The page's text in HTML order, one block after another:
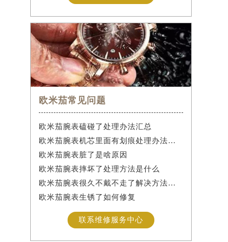
欧米茄常见问题
欧米茄腕表磕碰了处理办法汇总
欧米茄腕表机芯里面有划痕处理办法详解
欧米茄腕表脏了是啥原因
欧米茄腕表摔坏了处理方法是什么
欧米茄腕表很久不戴不走了解决方法是什么
欧米茄腕表生锈了如何修复
联系维修服务中心